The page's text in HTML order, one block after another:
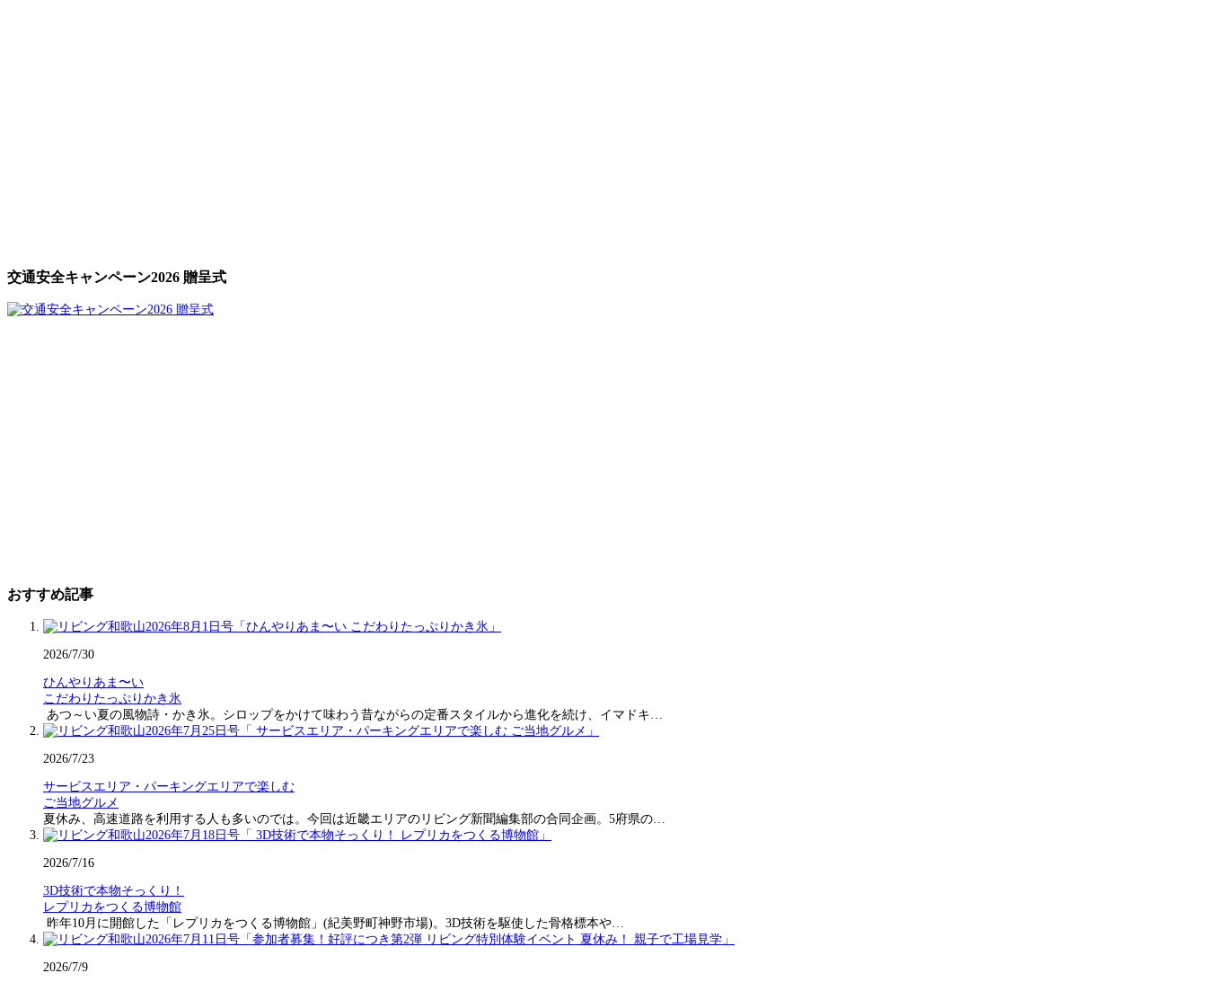
交通安全キャンペーン2026 贈呈式
おすすめ記事
2026/7/30
ひんやりあま〜い
こだわりたっぷりかき氷
あつ～い夏の風物詩・かき氷。シロップをかけて味わう昔ながらの定番スタイルから進化を続け、イマドキ…
2026/7/23
サービスエリア・パーキングエリアで楽しむ
ご当地グルメ
夏休み、高速道路を利用する人も多いのでは。今回は近畿エリアのリビング新聞編集部の合同企画。5府県の…
2026/7/16
3D技術で本物そっくり！
レプリカをつくる博物館
昨年10月に開館した「レプリカをつくる博物館」(紀美野町神野市場)。3D技術を駆使した骨格標本や…
2026/7/9